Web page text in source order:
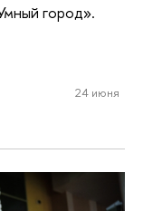
город».
24 июня